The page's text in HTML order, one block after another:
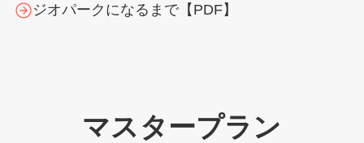
ジオパークになるまで【PDF】
マスタープラン